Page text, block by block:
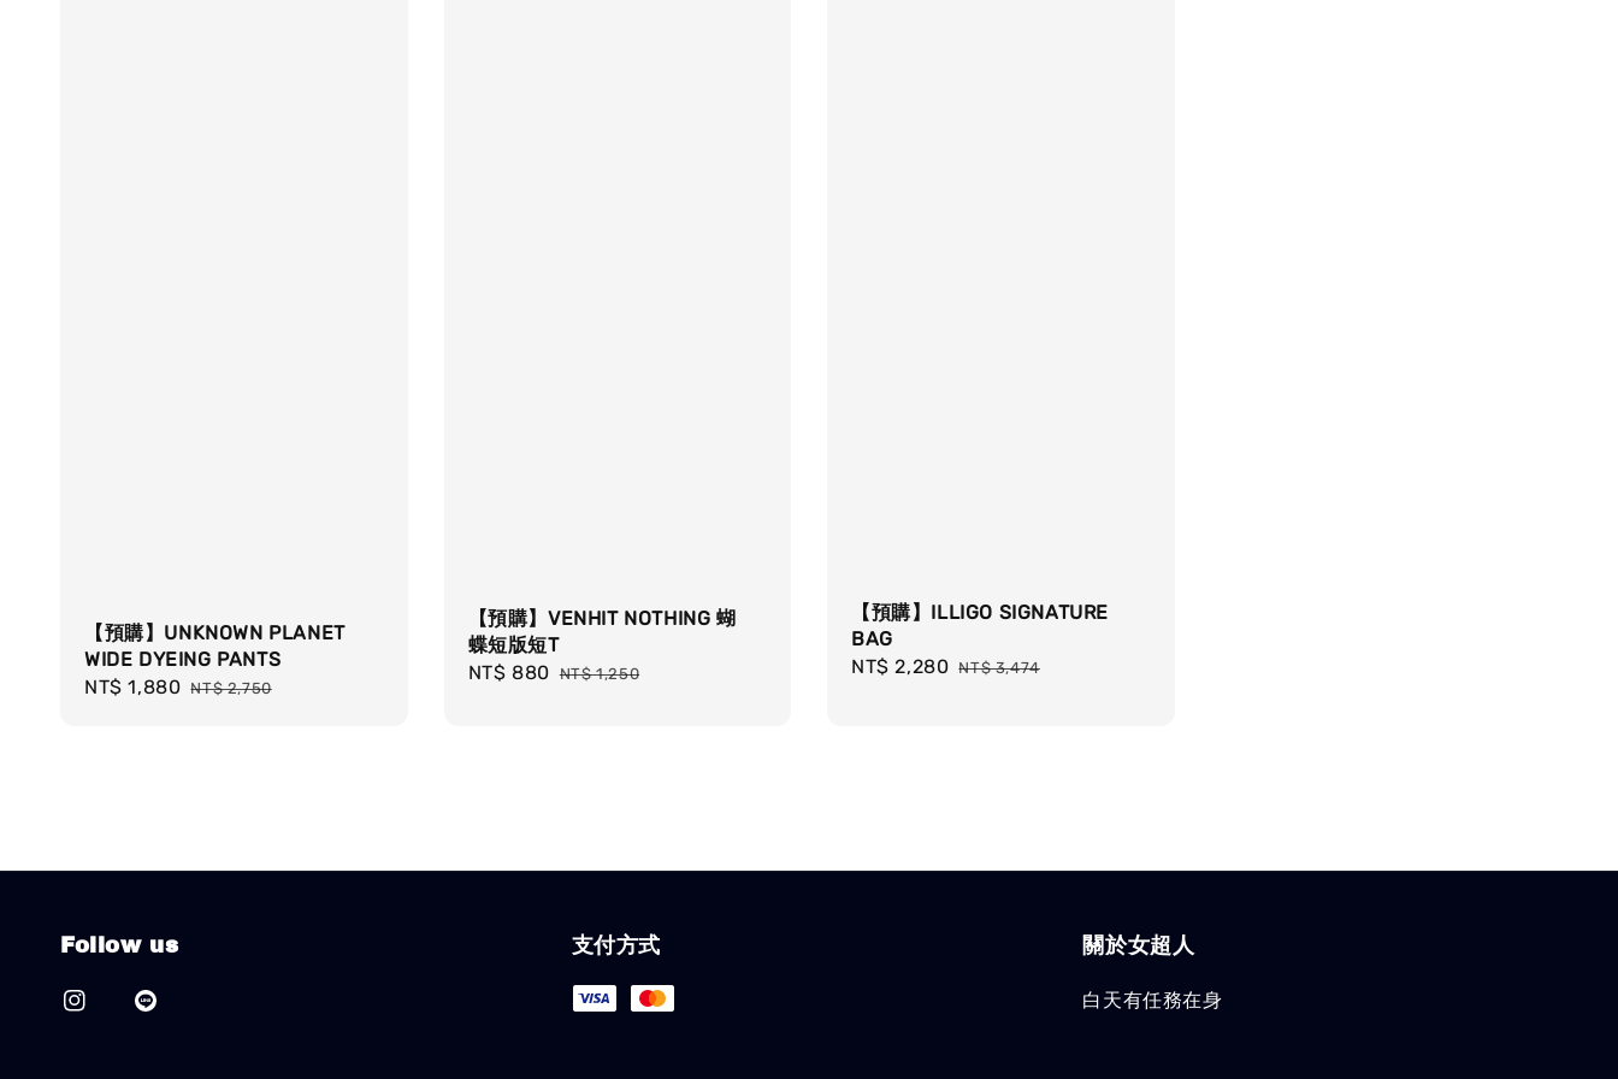
【預購】UNKNOWN PLANET
WIDE DYEING PANTS
Sale
NT$ 1,880 Regular
NT$ 2,750
【預購】VENHIT NOTHING 蝴
蝶短版短T
Sale
NT$ 880 Regular
NT$ 1,250
【預購】ILLIGO SIGNATURE
BAG
Sale
NT$ 2,280 Regular
NT$ 3,474
Follow us 支付方式 關於女超人
白天有任務在身